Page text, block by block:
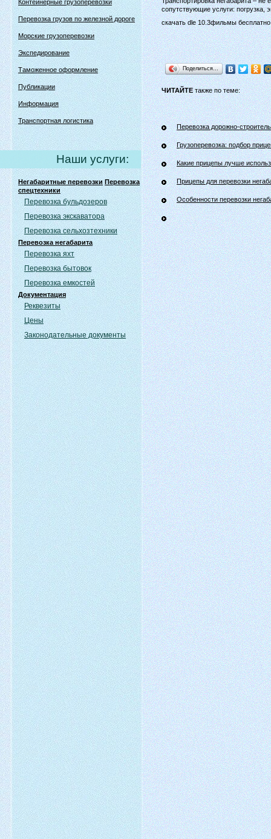
Контейнерные грузоперевозки
Перевозка грузов по железной дороге
Морские грузоперевозки
Экспедирование
Таможенное оформление
Публикации
Информация
Транспортная логистика
Наши услуги:
Негабаритные перевозки Перевозка
спецтехники
Перевозка бульдозеров
Перевозка экскаватора
Перевозка сельхозтехники
Перевозка негабарита
Перевозка яхт
Перевозка бытовок
Перевозка емкостей
Документация
Реквезиты
Цены
Законодательные документы
сопутствующие услуги: погрузка,
скачать dle 10.3фильмы бесплатно
Поделиться…
ЧИТАЙТЕтакже по теме:
Перевозка дорожно-
Грузоперевозка: подбор
Какие прицепы лучше
Прицепы для перевозки
Особенности перевозки